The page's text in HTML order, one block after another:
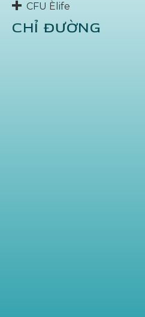
CFU Èlife
CHỈ ĐƯỜNG